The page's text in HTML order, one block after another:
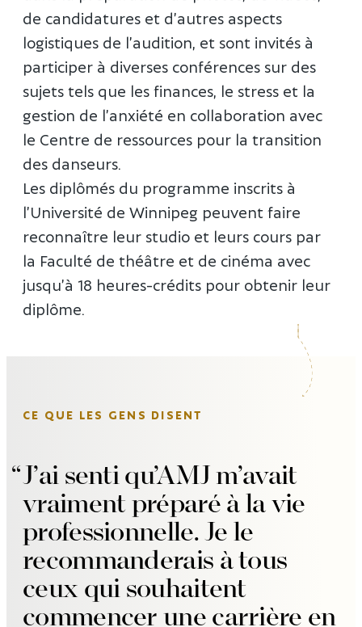
de candidatures et d’autres aspects
logistiques de l’audition, et sont invités à
participer à diverses conférences sur des
sujets tels que les finances, le stress et la
gestion de l’anxiété en collaboration avec
le Centre de ressources pour la transition
des danseurs.
Les diplômés du programme inscrits à
l’Université de Winnipeg peuvent faire
reconnaître leur studio et leurs cours par
la Faculté de théâtre et de cinéma avec
jusqu’à 18 heures-crédits pour obtenir leur
diplôme.
CE QUE LES GENS DISENT
J’ai senti qu’AMJ m’avait
vraiment préparé à la vie
professionnelle. Je le
recommanderais à tous
ceux qui souhaitent
commencer une carrière en